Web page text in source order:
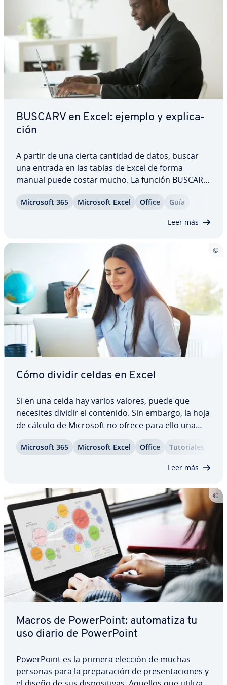
BUSCARV en Excel: ejemplo y ex­pli­ca­
ción
A partir de una cierta cantidad de datos, buscar
una entrada en las tablas de Excel de forma
manual puede costar mucho. La función BUSCARV
de Excel sirve para encontrar el valor co­rre­s­po­n­
die­n­te a un criterio de búsqueda. Para que te
Microsoft 365 Microsoft Excel Office Guía
Leer más
Cómo dividir celdas en Excel
Si en una celda hay varios valores, puede que
necesites dividir el contenido. Sin embargo, la hoja
de cálculo de Microsoft no ofrece para ello una
función en concreto. Sin embargo, puedes dividir
el contenido de la celda en varias columnas co­n­fi­
Microsoft 365 Microsoft Excel Office Tu­to­ria­les
Leer más
Macros de Po­we­r­Poi­nt: au­to­ma­ti­za tu
uso diario de Po­we­r­Poi­nt
Po­we­r­Poi­nt es la primera elección de muchas
personas para la pre­pa­ra­ción de pre­se­n­ta­cio­nes y